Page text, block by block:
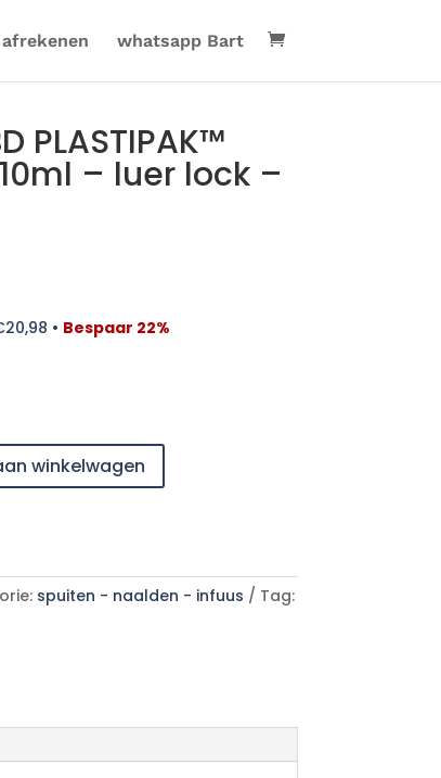
afrekenen whatsapp Bart
PLASTIPAK™
– luer lock –
20,98 • Bespaar 22%
winkelwagen
spuiten - naalden - infuus
Tag: